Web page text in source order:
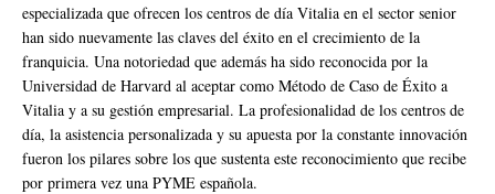
especializada que ofrecen los centros de día Vitalia en el sector senior
han sido nuevamente las claves del éxito en el crecimiento de la
franquicia. Una notoriedad que además ha sido reconocida por la
Universidad de Harvard al aceptar como Método de Caso de Éxito a
Vitalia y a su gestión empresarial. La profesionalidad de los centros de
día, la asistencia personalizada y su apuesta por la constante innovación
fueron los pilares sobre los que sustenta este reconocimiento que recibe
por primera vez una PYME española.